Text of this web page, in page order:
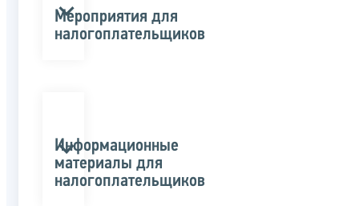
Мероприятия для
налогоплательщиков
Информационные
материалы для
налогоплательщиков